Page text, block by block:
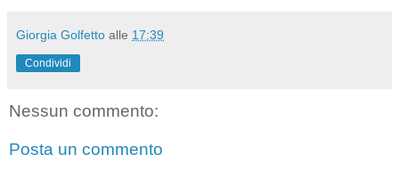
Giorgia Golfetto alle 17:39
Condividi
Nessun commento:
Posta un commento